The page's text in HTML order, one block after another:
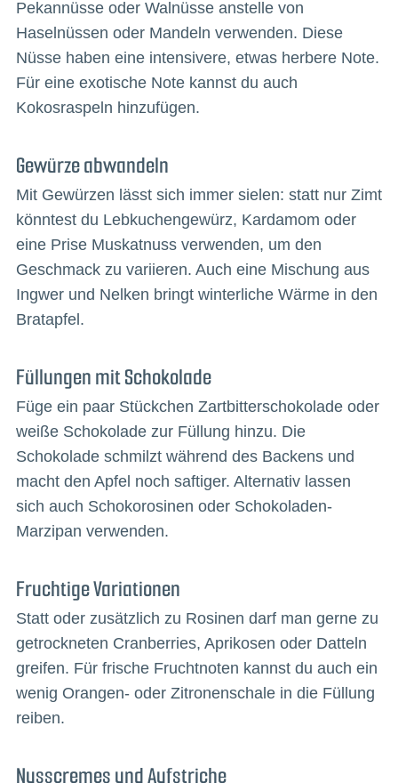
Pekannüsse oder Walnüsse anstelle von
Haselnüssen oder Mandeln verwenden. Diese
Nüsse haben eine intensivere, etwas herbere Note.
Für eine exotische Note kannst du auch
Kokosraspeln hinzufügen.
Gewürze abwandeln
Mit Gewürzen lässt sich immer sielen: statt nur Zimt
könntest du Lebkuchengewürz, Kardamom oder
eine Prise Muskatnuss verwenden, um den
Geschmack zu variieren. Auch eine Mischung aus
Ingwer und Nelken bringt winterliche Wärme in den
Bratapfel.
Füllungen mit Schokolade
Füge ein paar Stückchen Zartbitterschokolade oder
weiße Schokolade zur Füllung hinzu. Die
Schokolade schmilzt während des Backens und
macht den Apfel noch saftiger. Alternativ lassen
sich auch Schokorosinen oder Schokoladen-
Marzipan verwenden.
Fruchtige Variationen
Statt oder zusätzlich zu Rosinen darf man gerne zu
getrockneten Cranberries, Aprikosen oder Datteln
greifen. Für frische Fruchtnoten kannst du auch ein
wenig Orangen- oder Zitronenschale in die Füllung
reiben.
Nusscremes und Aufstriche